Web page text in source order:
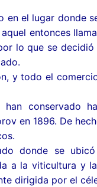
el lugar donde
entonces
lo que se
y todo el
conservado
en 1896. De
donde se
a la viticultura y
dirigida por el